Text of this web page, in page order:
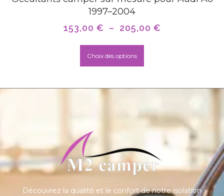
1997–2004
153,00 € – 205,00 €
Choix des options
Découvrez la qualité et le confort de notre isolation